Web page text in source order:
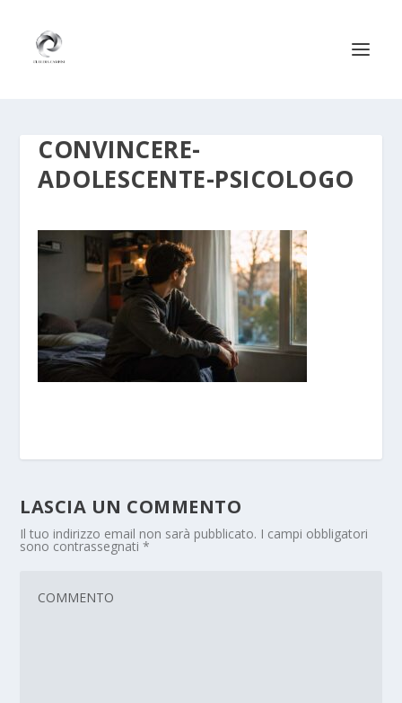
CONVINCERE-
ADOLESCENTE-PSICOLOGO
LASCIA UN COMMENTO
Il tuo indirizzo email non sarà pubblicato. I campi obbligatori
sono contrassegnati*